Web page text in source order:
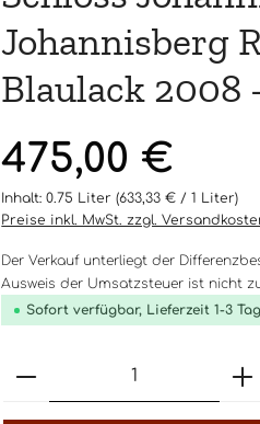
Johannisberg
Blaulack 2008
Regulärer Preis:
475,00 €
Inhalt:0.75 Liter(633,33 € / 1 Liter)
Preise inkl. MwSt. zzgl.
Der Verkauf unterliegt der
Ausweis der Umsatzsteuer ist nicht
Sofort verfügbar, Lieferzeit 1-3
Produkt Anzahl: